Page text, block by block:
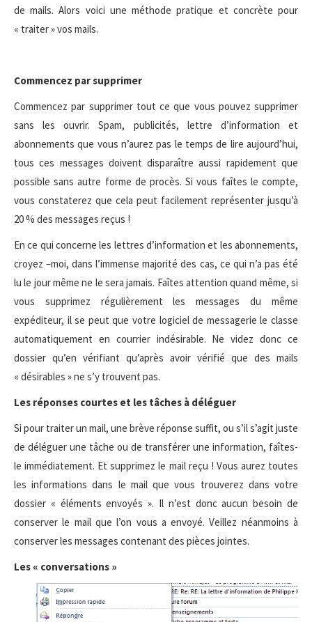
de mails. Alors voici une méthode pratique et concrète pour
« traiter » vos mails.
Commencez par supprimer
Commencez par supprimer tout ce que vous pouvez supprimer
sans les ouvrir. Spam, publicités, lettre d’information et
abonnements que vous n’aurez pas le temps de lire aujourd’hui,
tous ces messages doivent disparaître aussi rapidement que
possible sans autre forme de procès. Si vous faîtes le compte,
vous constaterez que cela peut facilement représenter jusqu’à
20 % des messages reçus !
En ce qui concerne les lettres d’information et les abonnements,
croyez –moi, dans l’immense majorité des cas, ce qui n’a pas été
lu le jour même ne le sera jamais. Faîtes attention quand même, si
vous supprimez régulièrement les messages du même
expéditeur, il se peut que votre logiciel de messagerie le classe
automatiquement en courrier indésirable. Ne videz donc ce
dossier qu’en vérifiant qu’après avoir vérifié que des mails
« désirables » ne s’y trouvent pas.
Les réponses courtes et les tâches à déléguer
Si pour traiter un mail, une brève réponse suffit, ou s’il s’agit juste
de déléguer une tâche ou de transférer une information, faîtes-
le immédiatement. Et supprimez le mail reçu ! Vous aurez toutes
les informations dans le mail que vous trouverez dans votre
dossier « éléments envoyés ». Il n’est donc aucun besoin de
conserver le mail que l’on vous a envoyé. Veillez néanmoins à
conserver les messages contenant des pièces jointes.
Les « conversations »